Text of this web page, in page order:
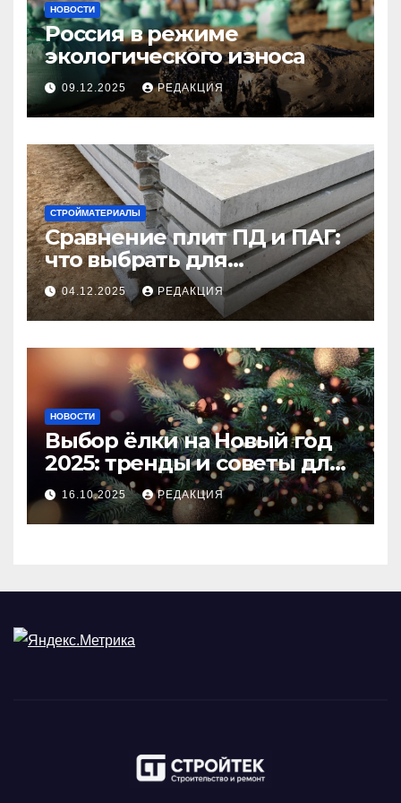
НОВОСТИ
Россия в режиме
экологического износа
09.12.2025 РЕДАКЦИЯ
СТРОЙМАТЕРИАЛЫ
Сравнение плит ПД и ПАГ:
что выбрать для
долговечного и прочного
покрытия
04.12.2025 РЕДАКЦИЯ
НОВОСТИ
Выбор ёлки на Новый год
2025: тренды и советы для
идеального праздника
16.10.2025 РЕДАКЦИЯ